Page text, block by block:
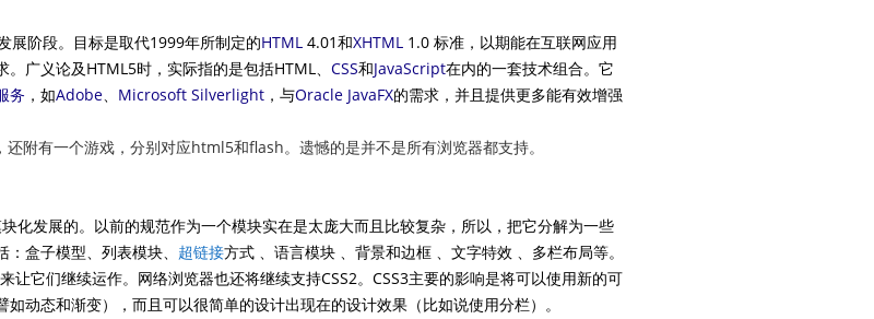
展阶段。目标是取代1999年所制定的HTML 4.01和XHTML 1.0 标准，以期能在互联网应用
广义论及HTML5时，实际指的是包括HTML、 CSS和JavaScript在内的一套技术组合。它
务 ，如Adobe、 Microsoft Silverlight ，与Oracle JavaFX的需求，并且提供更多能有效增强
附有一个游戏，分别对应html5和flash。遗憾的是并不是所有浏览器都支持。
化发展的。以前的规范作为一个模块实在是太庞大而且比较复杂，所以，把它分解为一些
盒子模型、列表模块、 超链接方式 、语言模块 、背景和边框 、文字特效 、多栏布局等。
让它们继续运作。网络浏览器也还将继续支持CSS2。CSS3主要的影响是将可以使用新的可
动态和渐变），而且可以很简单的设计出现在的设计效果（比如说使用分栏）。